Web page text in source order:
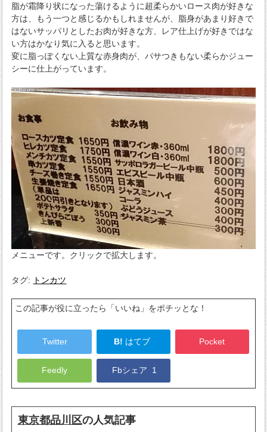
脂が霜降り状になった蕩けるように超柔らかいロース肉が好きな
方は、もう一つと感じるかもしれませんが、脂身があまり好きで
はないサッパリとしたお肉が好きな方、レア仕上げが好きではな
い方はかなり気に入ると思います。
変に脂っぽくない上質な赤身肉が、パサつきもない柔らかジュー
シーに仕上がっています。
メニューです。クリックで拡大します。
タグ: トンカツ
この記事が役に立ったら「いいね」をポチッとな！
Twitter B! はてブ Pocket
Feedly Fbシェア 1
東京都品川区の人気記事